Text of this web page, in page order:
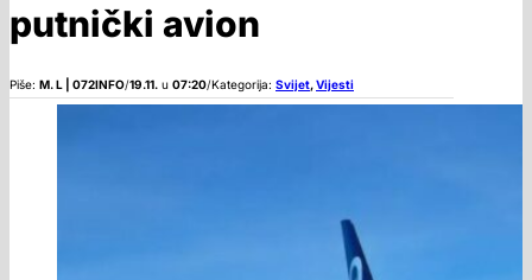
putnički avion
Piše: M. L | 072INFO/19.11. u 07:20/Kategorija: Svijet,Vijesti